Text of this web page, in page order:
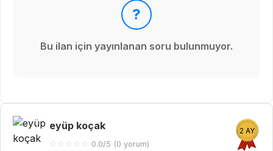
?
Bu ilan için yayınlanan soru bulunmuyor.
eyüp koçak
☆ ☆ ☆ ☆ ☆ 0.0/5 (0 yorum)
2 AY